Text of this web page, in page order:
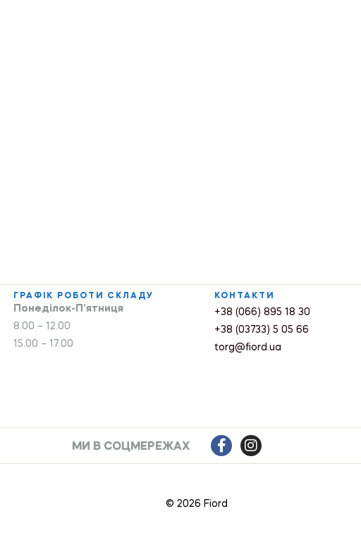
ГРАФІК РОБОТИ СКЛАДУ
Понеділок-П’ятниця
8.00 – 12.00
15.00 – 17.00
КОНТАКТИ
+38 (066) 895 18 30
+38 (03733) 5 05 66
torg@fiord.ua
МИ В СОЦМЕРЕЖАХ
© 2026 Fiord